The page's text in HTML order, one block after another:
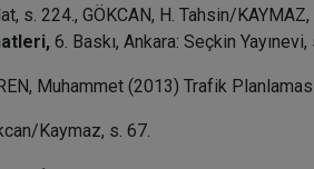
224., GÖKCAN, H. Tahsin/
6. Baskı, Ankara: Seçkin Yayınevi,
Muhammet (2013) Trafik
Kaymaz, s. 67.